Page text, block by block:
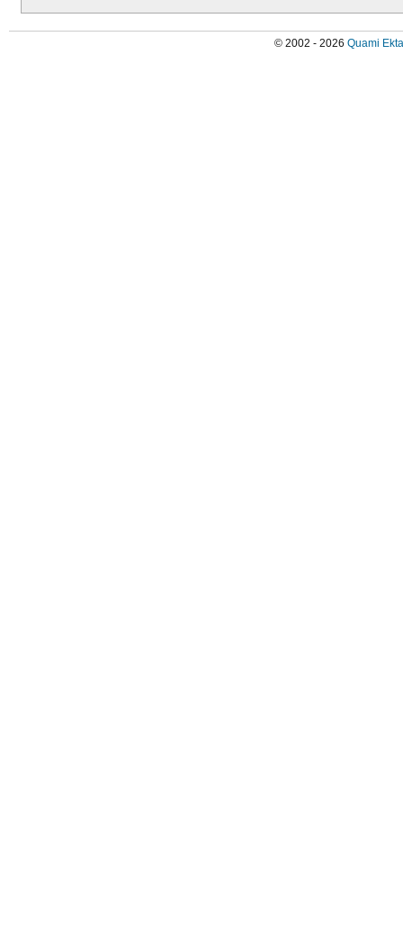
© 2002 - 2026 Quami